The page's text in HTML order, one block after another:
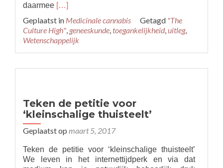
daarmee Read
about
Wetenschappelijke
uitleg
over
[…]
Geplaatst in Medicinale cannabis Getagd "The
Culture High", geneeskunde, toegankelijkheid,uitleg,
Wetenschappelijk
Teken de petitie voor
‘kleinschalige thuisteelt’
Geplaatst op maart 5, 2017
Teken de petitie voor ‘kleinschalige thuisteelt’
We leven in het internettijdperk en via dat